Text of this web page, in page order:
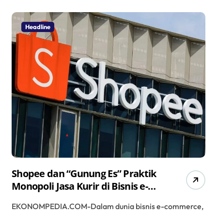
Headline
Shopee dan “Gunung Es” Praktik
Monopoli Jasa Kurir di Bisnis e-
EKONOMPEDIA.COM-Dalam dunia bisnis e-commerce,